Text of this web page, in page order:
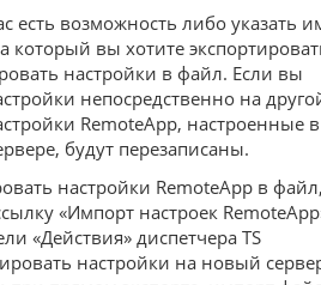
есть возможность либо указать
который вы хотите
настройки в файл. Если вы
непосредственно на
RemoteApp, настроенные в
будут перезаписаны.
настройки RemoteApp в
«Импорт настроек
«Действия» диспетчера TS
настройки на новый